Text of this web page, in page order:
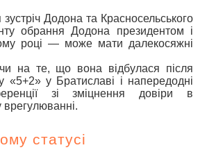
Додона та Красносельського
обрання Додона президентом і
році — може мати далекосяжні
на те, що вона відбулася після
«5+2» у Братиславі і напередодні
зі зміцнення довіри в
врегулюванні.
статусі